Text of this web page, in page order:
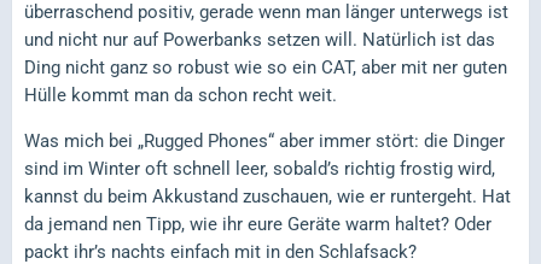
überraschend positiv, gerade wenn man länger unterwegs ist
und nicht nur auf Powerbanks setzen will. Natürlich ist das
Ding nicht ganz so robust wie so ein CAT, aber mit ner guten
Hülle kommt man da schon recht weit.
Was mich bei „Rugged Phones“ aber immer stört: die Dinger
sind im Winter oft schnell leer, sobald’s richtig frostig wird,
kannst du beim Akkustand zuschauen, wie er runtergeht. Hat
da jemand nen Tipp, wie ihr eure Geräte warm haltet? Oder
packt ihr’s nachts einfach mit in den Schlafsack?